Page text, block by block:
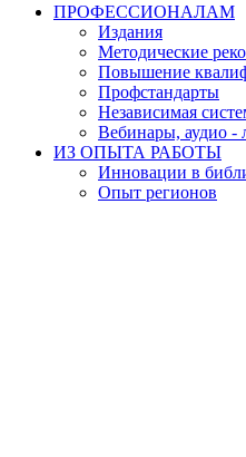
ПРОФЕССИОНАЛАМ
Издания
Методические
Повышение
Профстандарты
Независимая
Вебинары, аудио -
ИЗ ОПЫТА РАБОТЫ
Инновации в
Опыт регионов